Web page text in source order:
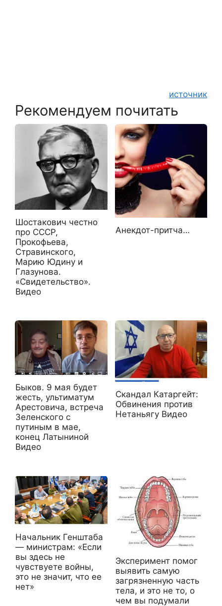
источник
Рекомендуем почитать
Шостакович честно
про СССР,
Прокофьева,
Стравинского,
Марию Юдину и
Глазунова.
«Свидетельство».
Видео
Анекдот-притча…
Быков. 9 мая будет
жесть, ультиматум
Арестовича, встреча
Зеленского с
путиным в мае,
конец Латыниной
Видео
Скандал Катаргейт:
Обвинения против
Нетаньягу Видео
Начальник Генштаба
— министрам: «Если
вы здесь не
чувствуете войны,
это не значит, что ее
нет»
Эксперимент помог
выявить самую
загрязненную часть
тела, и это не то, о
чем вы подумали